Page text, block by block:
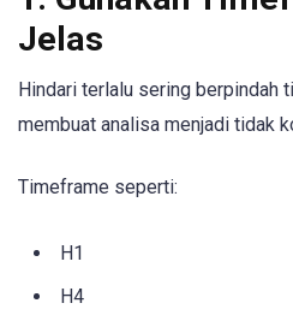
Jelas
Hindari terlalu sering berpindah
membuat analisa menjadi tidak
Timeframe seperti:
H1
H4